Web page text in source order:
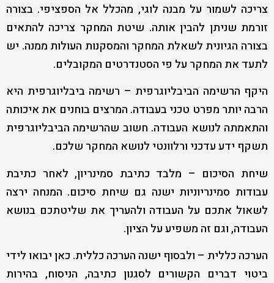
צריכה לשמור על מבנה לוגי, מהכלל אל הספציפי. בצורה
זורמת שניתן להבין אותה. שיטת המחקר צריכה להתאים
בצורה הגיונית לשאלת המחקר והמסקנות העולות ממנה. יש
לתעד את המחקר על פי הסטנדרטים המקובלים.
היקף הרשימה הביבליוגרפית – רשימה ביבליוגרפית היא
הרבה יותר מפרט טכני בעבודה. המרצים בוחנים את איכותה
והתאמתה לנושא העבודה. חשוב שהרשימה הביבליוגרפית
תשקף ידע עדכני ורלוונטי לנושא המחקר שלכם.
שיחת הסיכום – מלבד כתיבת סמינריון, לאחר כתיבת
עבודות סמינריוניות ישנה גם שיחת סיכום. המנחה ירצה
לשאול אתכם על העבודה ולהעריך את שליטתכם בנושא
העבודה, וגם זה משפיע על הציון.
הערכה כללית – ולבסוף ישנה הערכה כללית. כאן יבואו לידי
ביטוי דברים הקשורים לסגנון כתיבה, הניסוח, בהירות